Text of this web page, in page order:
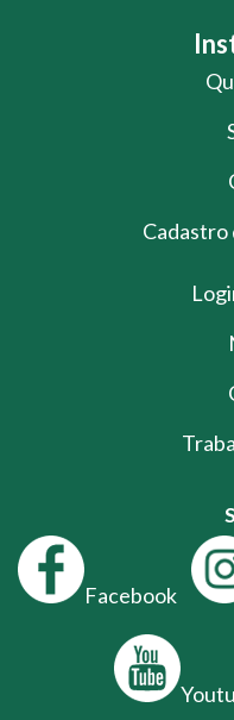
Cadastro
Facebook